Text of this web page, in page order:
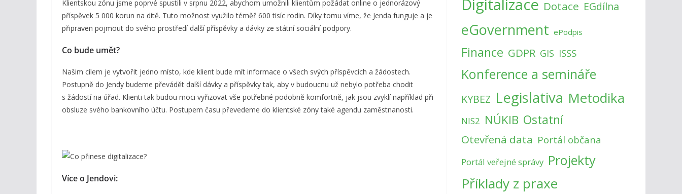
Klientskou zónu jsme poprvé spustili v srpnu 2022, abychom umožnili klientům požádat online o jednorázový
příspěvek 5 000 korun na dítě. Tuto možnost využilo téměř 600 tisíc rodin. Díky tomu víme, že Jenda funguje a je
připraven pojmout do svého prostředí další příspěvky a dávky ze státní sociální podpory.
Co bude umět?
Našim cílem je vytvořit jedno místo, kde klient bude mít informace o všech svých příspěvcích a žádostech.
Postupně do Jendy budeme převádět další dávky a příspěvky tak, aby v budoucnu už nebylo potřeba chodit
s žádostí na úřad. Klienti tak budou moci vyřizovat vše potřebné podobně komfortně, jak jsou zvyklí například při
obsluze svého bankovního účtu. Postupem času převedeme do klientské zóny také agendu zaměstnanosti.
Více o Jendovi:
Digitalizace Dotace EGdílna
eGovernment ePodpis
Finance GDPR GIS ISSS
Konference a semináře
KYBEZ Legislativa Metodika
NIS2 NÚKIB Ostatní
Otevřená data Portál občana
Portál veřejné správy Projekty
Příklady z praxe